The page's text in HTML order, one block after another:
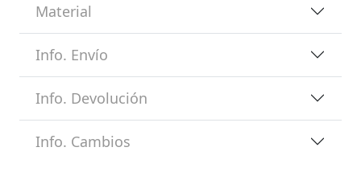
Material
Info. Envío
Info. Devolución
Info. Cambios